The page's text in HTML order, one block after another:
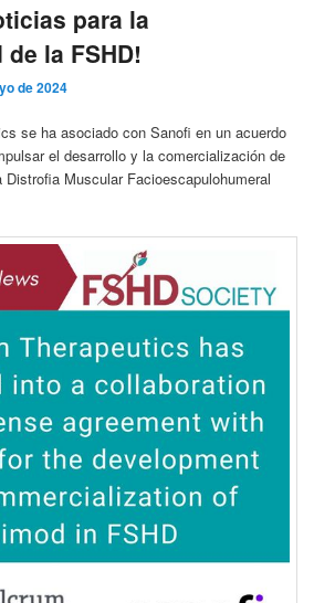
para la
la FSHD!
de 2024
se ha asociado con Sanofi en un acuerdo
el desarrollo y la comercialización de
Distrofia Muscular Facioescapulohumeral